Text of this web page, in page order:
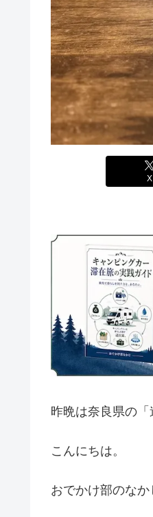
X
昨晩は奈良県の「
こんにちは。
おでかけ部のなか